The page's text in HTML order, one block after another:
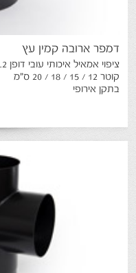
דמפר ארובה קמין עץ
ציפוי אמאיל איכותי עובי דופן 1.2 מ"מ
קוטר 12 / 15 / 18 / 20 ס"מ
בתקן אירופי